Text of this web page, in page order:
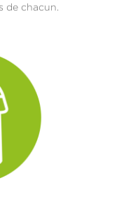
de chacun.